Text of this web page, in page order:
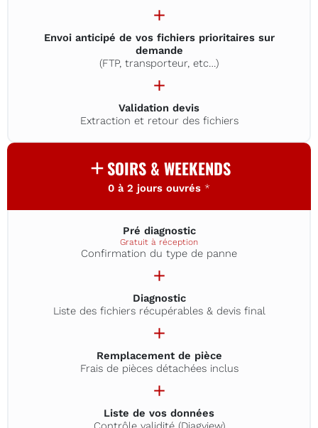
Envoi anticipé de vos fichiers prioritaires sur
demande
(FTP, transporteur, etc…)
Validation devis
Extraction et retour des fichiers
SOIRS & WEEKENDS
0 à 2 jours ouvrés *
Pré diagnostic
Gratuit à réception
Confirmation du type de panne
Diagnostic
Liste des fichiers récupérables & devis final
Remplacement de pièce
Frais de pièces détachées inclus
Liste de vos données